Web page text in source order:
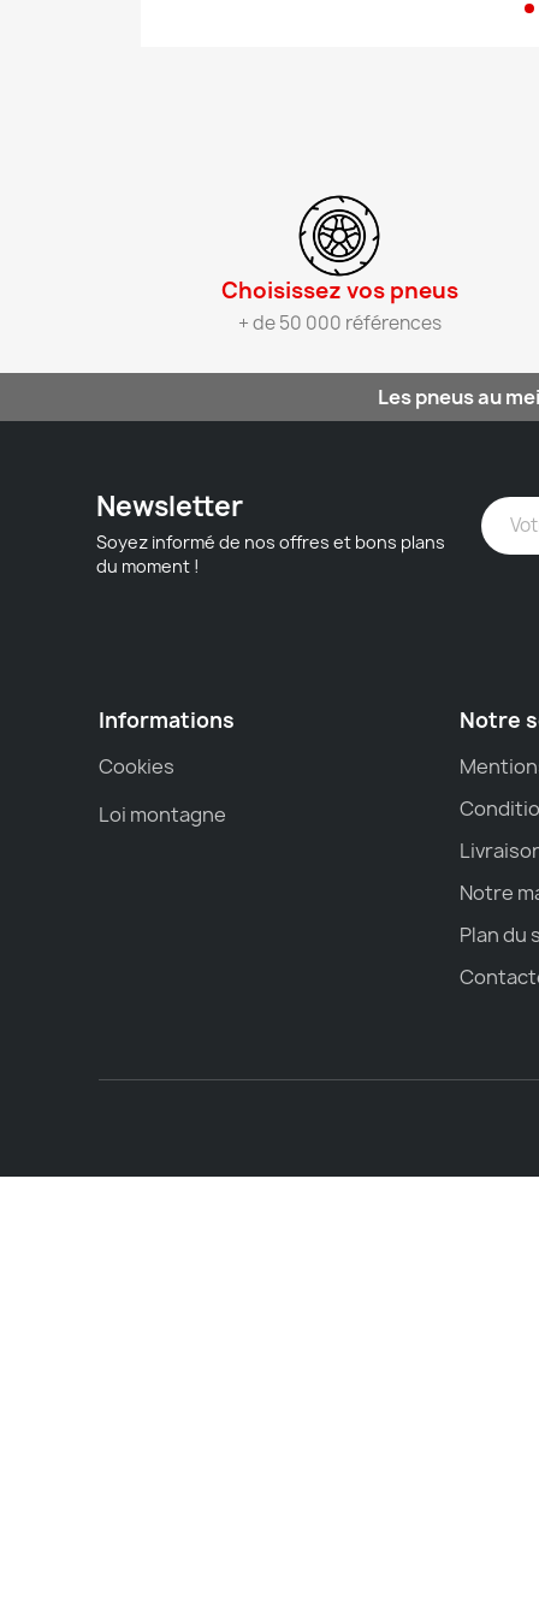
Choisissez vos pneus​
+ de 50 000 références
Les pneus au
Newsletter
Soyez informé de nos offres et bons plans
du moment !
Informations
Cookies
Loi montagne
Notre
Notre
Plan du